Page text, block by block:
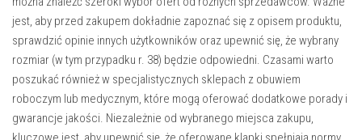
jest, aby przed zakupem dokładnie zapoznać się z opisem produktu,
sprawdzić opinie innych użytkowników oraz upewnić się, że wybrany
rozmiar (w tym przypadku r. 38) będzie odpowiedni. Czasami warto
poszukać również w specjalistycznych sklepach z obuwiem
roboczym lub medycznym, które mogą oferować dodatkowe porady i
gwarancje jakości. Niezależnie od wybranego miejsca zakupu,